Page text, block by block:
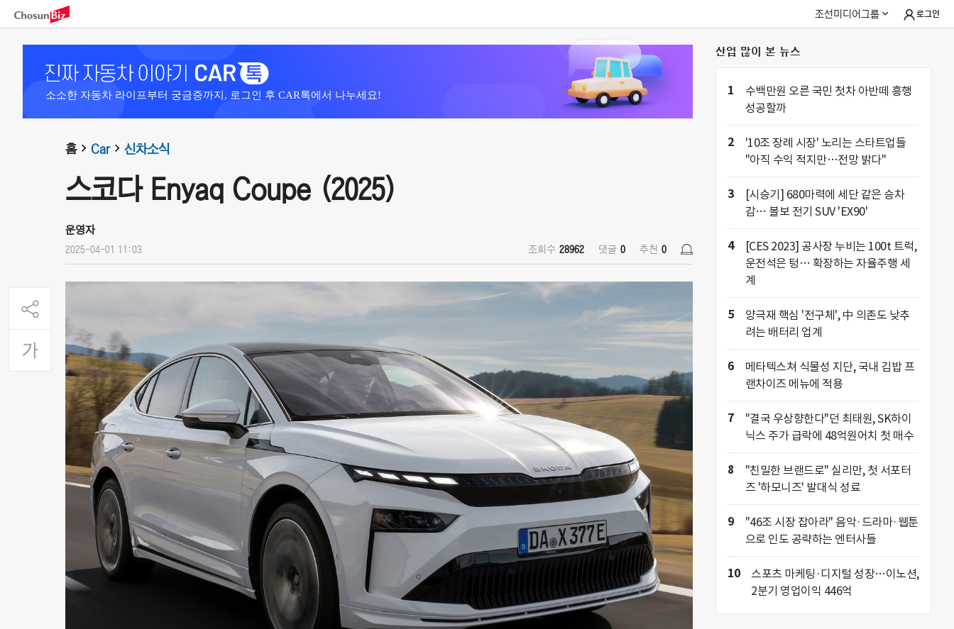
조선미디어그룹 로그인
소소한 자동차 라이프부터 궁금증까지, 로그인 후 CAR톡에서 나누세요!
홈 Car 신차소식
스코다 Enyaq Coupe (2025)
운영자
2025-04-01 11:03 조회수 28962 댓글 0 추천 0
산업 많이 본 뉴스